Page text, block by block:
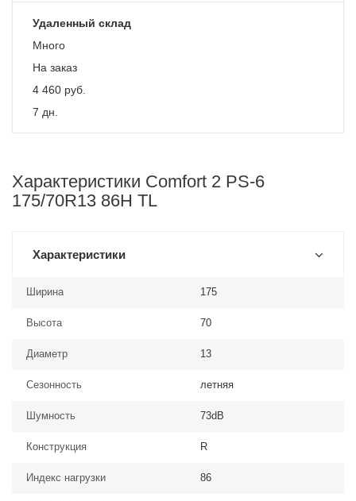
Удаленный склад
Много
На заказ
4 460 руб.
7 дн.
Характеристики Comfort 2 PS-6
175/70R13 86H TL
Характеристики
Ширина 175
Высота 70
Диаметр 13
Сезонность летняя
Шумность 73dB
Конструкция R
Индекс нагрузки 86